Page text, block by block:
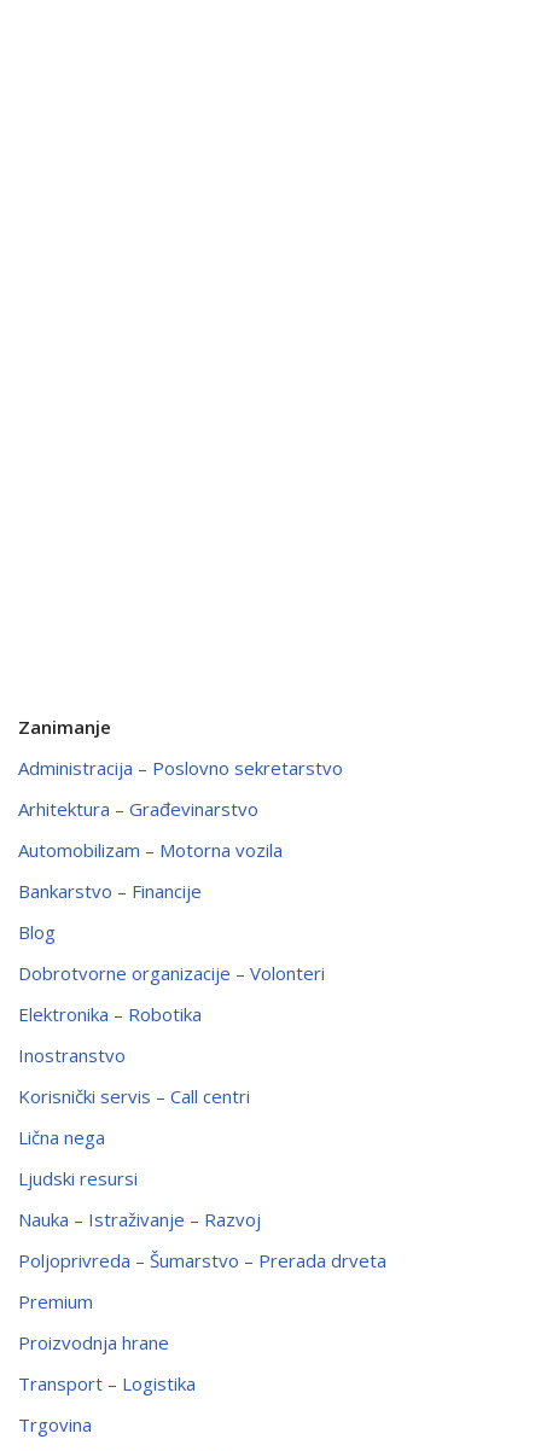
Zanimanje
Administracija – Poslovno sekretarstvo
Arhitektura – Građevinarstvo
Automobilizam – Motorna vozila
Bankarstvo – Financije
Blog
Dobrotvorne organizacije – Volonteri
Elektronika – Robotika
Inostranstvo
Korisnički servis – Call centri
Lična nega
Ljudski resursi
Nauka – Istraživanje – Razvoj
Poljoprivreda – Šumarstvo – Prerada drveta
Premium
Proizvodnja hrane
Transport – Logistika
Trgovina